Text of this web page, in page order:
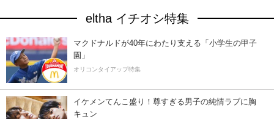
eltha イチオシ特集
マクドナルドが40年にわたり支える「小学生の甲子
園」
オリコンタイアップ特集
イケメンてんこ盛り！尊すぎる男子の純情ラブに胸
キュン